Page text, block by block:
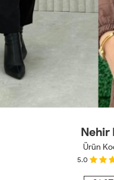
Nehir
Ürün
5.0